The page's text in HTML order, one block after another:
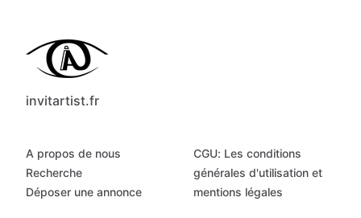
invitartist.fr
A propos de nous
Recherche
Déposer une annonce
CGU: Les conditions
générales d'utilisation et
mentions légales